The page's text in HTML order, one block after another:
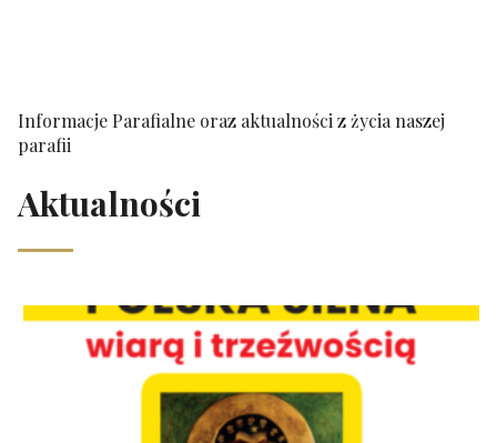
Informacje Parafialne oraz aktualności z życia naszej
parafii
Aktualności